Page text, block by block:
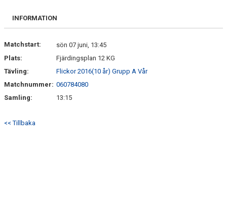
BILDGALLERI
KONTAKT
INFORMATION
Matchstart:
sön 07 juni, 13:45
Plats:
Fjärdingsplan 12 KG
Tävling:
Flickor 2016(10 år) Grupp A Vår
Matchnummer: 060784080
Samling:
13:15
<< Tillbaka